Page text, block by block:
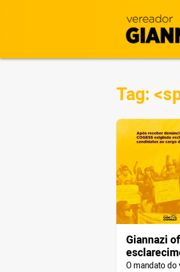
Tag:
Giannazi
médicas
O mandato do